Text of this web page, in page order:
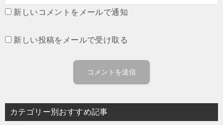
新しいコメントをメールで通知
新しい投稿をメールで受け取る
カテゴリー別おすすめ記事